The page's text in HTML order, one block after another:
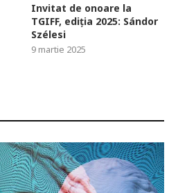
Invitat de onoare la
TGIFF, ediția 2025: Sándor
Szélesi
9 martie 2025